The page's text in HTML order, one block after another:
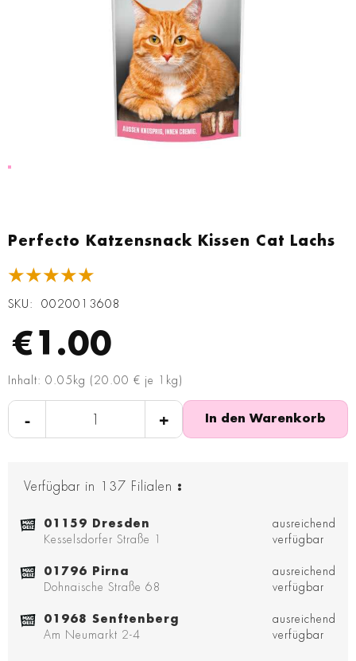
Perfecto Katzensnack Kissen Cat Lachs
★★★★★
SKU 0020013608
€1.00
Inhalt: 0.05kg (20.00 € je 1kg)
- + In den Warenkorb
Verfügbar in 137 Filialen :
01159 Dresden
Kesselsdorfer Straße 1
ausreichend
verfügbar
01796 Pirna
Dohnaische Straße 68
ausreichend
verfügbar
01968 Senftenberg
Am Neumarkt 2-4
ausreichend
verfügbar
Anfang
Bildgalerie